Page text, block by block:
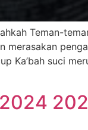
Teman-
merasakan
Ka’bah suci